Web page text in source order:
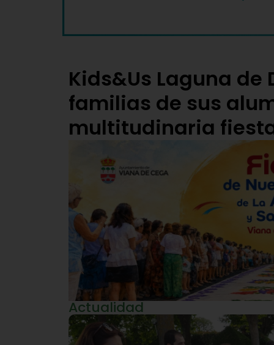
Kids&Us Laguna de
familias de sus
multitudinaria
Actualidad